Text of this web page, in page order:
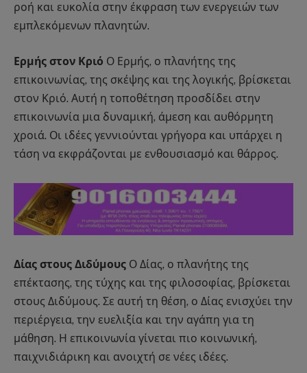
ροή και ευκολία στην έκφραση των ενεργειών των
εμπλεκόμενων πλανητών.
Ερμής στον Κριό Ο Ερμής, ο πλανήτης της
επικοινωνίας, της σκέψης και της λογικής, βρίσκεται
στον Κριό. Αυτή η τοποθέτηση προσδίδει στην
επικοινωνία μια δυναμική, άμεση και αυθόρμητη
χροιά. Οι ιδέες γεννιούνται γρήγορα και υπάρχει η
τάση να εκφράζονται με ενθουσιασμό και θάρρος.
Δίας στους Διδύμους Ο Δίας, ο πλανήτης της
επέκτασης, της τύχης και της φιλοσοφίας, βρίσκεται
στους Διδύμους. Σε αυτή τη θέση, ο Δίας ενισχύει την
περιέργεια, την ευελιξία και την αγάπη για τη
μάθηση. Η επικοινωνία γίνεται πιο κοινωνική,
παιχνιδιάρικη και ανοιχτή σε νέες ιδέες.